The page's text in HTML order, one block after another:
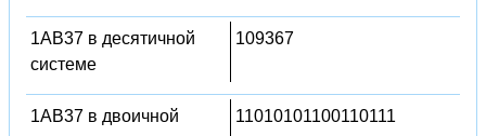
1AB37 в десятичной
системе
109367
1AB37 в двоичной
11010101100110111